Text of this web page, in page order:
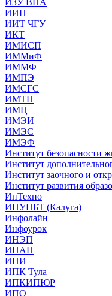
ИИП
ИИТ ЧГУ
ИКТ
ИМИСП
ИММиФ
ИММФ
ИМПЭ
ИМСГС
ИМТП
ИМЦ
ИМЭИ
ИМЭС
ИМЭФ
Институт безопасности
Институт
Институт заочного и
Институт развития
ИнТехно
ИНУПБТ (Калуга)
Инфолайн
Инфоурок
ИНЭП
ИПАП
ИПИ
ИПК Тула
ИПКИПЮР
ИПО